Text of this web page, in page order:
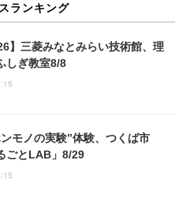
ランキング
】三菱みなとみらい技術館、理
しぎ教室8/8
モノの実験”体験、つくば市
ごとLAB」8/29